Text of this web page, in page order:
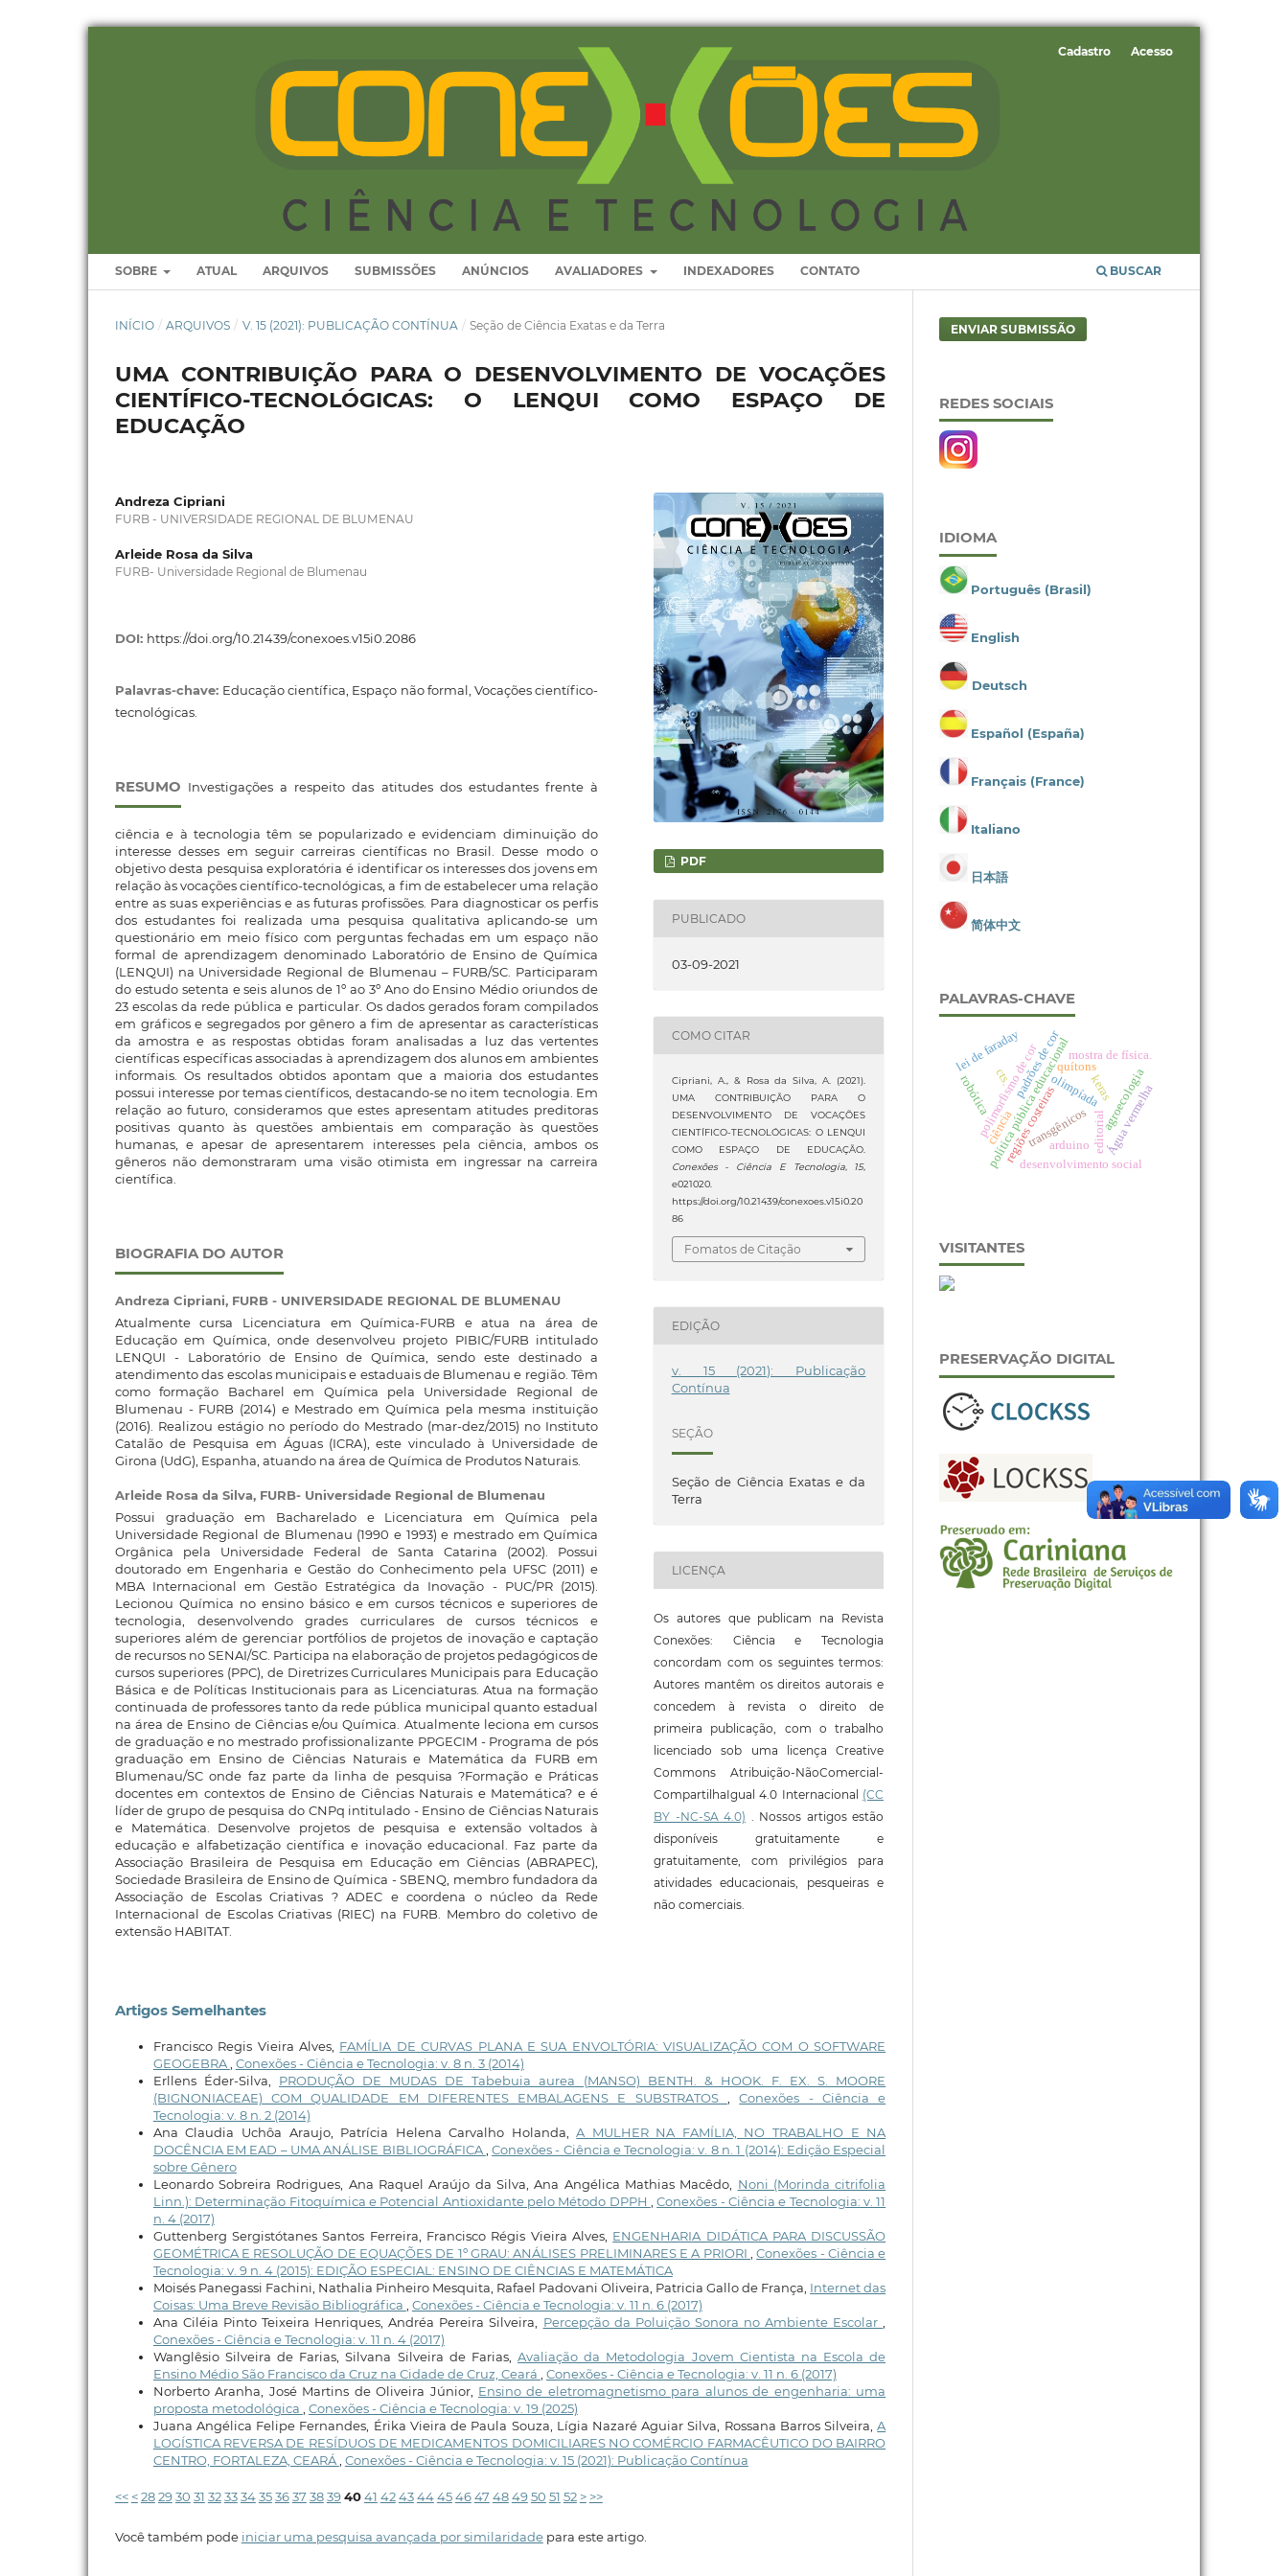
SOBRE ATUAL ARQUIVOS SUBMISSÕES ANÚNCIOS AVALIADORES INDEXADORES CONTATO BUSCAR
Cadastro Acesso
INÍCIO / ARQUIVOS / V. 15 (2021): PUBLICAÇÃO CONTÍNUA / Seção de Ciência Exatas e da Terra
UMA CONTRIBUIÇÃO PARA O DESENVOLVIMENTO DE VOCAÇÕES
CIENTÍFICO-TECNOLÓGICAS: O LENQUI COMO ESPAÇO DE
EDUCAÇÃO
Andreza Cipriani
FURB - UNIVERSIDADE REGIONAL DE BLUMENAU
Arleide Rosa da Silva
FURB- Universidade Regional de Blumenau
DOI: https://doi.org/10.21439/conexoes.v15i0.2086
Palavras-chave: Educação científica, Espaço não formal, Vocações científico-
tecnológicas.
RESUMO Investigações a respeito das atitudes dos estudantes frente à
ciência e à tecnologia têm se popularizado e evidenciam diminuição do
interesse desses em seguir carreiras científicas no Brasil. Desse modo o
objetivo desta pesquisa exploratória é identificar os interesses dos jovens em
relação às vocações científico-tecnológicas, a fim de estabelecer uma relação
entre as suas experiências e as futuras profissões. Para diagnosticar os perfis
dos estudantes foi realizada uma pesquisa qualitativa aplicando-se um
questionário em meio físico com perguntas fechadas em um espaço não
formal de aprendizagem denominado Laboratório de Ensino de Química
(LENQUI) na Universidade Regional de Blumenau – FURB/SC. Participaram
do estudo setenta e seis alunos de 1º ao 3º Ano do Ensino Médio oriundos de
23 escolas da rede pública e particular. Os dados gerados foram compilados
em gráficos e segregados por gênero a fim de apresentar as características
da amostra e as respostas obtidas foram analisadas a luz das vertentes
científicas específicas associadas à aprendizagem dos alunos em ambientes
informais. Os resultados obtidos apontam que a maioria dos estudantes
possui interesse por temas científicos, destacando-se no item tecnologia. Em
relação ao futuro, consideramos que estes apresentam atitudes preditoras
positivas quanto às questões ambientais em comparação às questões
humanas, e apesar de apresentarem interesses pela ciência, ambos os
gêneros não demonstraram uma visão otimista em ingressar na carreira
científica.
BIOGRAFIA DO AUTOR
Andreza Cipriani, FURB - UNIVERSIDADE REGIONAL DE BLUMENAU
Atualmente cursa Licenciatura em Química-FURB e atua na área de
Educação em Química, onde desenvolveu projeto PIBIC/FURB intitulado
LENQUI - Laboratório de Ensino de Química, sendo este destinado a
atendimento das escolas municipais e estaduais de Blumenau e região. Têm
como formação Bacharel em Química pela Universidade Regional de
Blumenau - FURB (2014) e Mestrado em Química pela mesma instituição
(2016). Realizou estágio no período do Mestrado (mar-dez/2015) no Instituto
Catalão de Pesquisa em Águas (ICRA), este vinculado à Universidade de
Girona (UdG), Espanha, atuando na área de Química de Produtos Naturais.
Arleide Rosa da Silva, FURB- Universidade Regional de Blumenau
Possui graduação em Bacharelado e Licenciatura em Química pela
Universidade Regional de Blumenau (1990 e 1993) e mestrado em Química
Orgânica pela Universidade Federal de Santa Catarina (2002). Possui
doutorado em Engenharia e Gestão do Conhecimento pela UFSC (2011) e
MBA Internacional em Gestão Estratégica da Inovação - PUC/PR (2015).
Lecionou Química no ensino básico e em cursos técnicos e superiores de
tecnologia, desenvolvendo grades curriculares de cursos técnicos e
superiores além de gerenciar portfólios de projetos de inovação e captação
de recursos no SENAI/SC. Participa na elaboração de projetos pedagógicos de
cursos superiores (PPC), de Diretrizes Curriculares Municipais para Educação
Básica e de Políticas Institucionais para as Licenciaturas. Atua na formação
continuada de professores tanto da rede pública municipal quanto estadual
na área de Ensino de Ciências e/ou Química. Atualmente leciona em cursos
de graduação e no mestrado profissionalizante PPGECIM - Programa de pós
graduação em Ensino de Ciências Naturais e Matemática da FURB em
Blumenau/SC onde faz parte da linha de pesquisa ?Formação e Práticas
docentes em contextos de Ensino de Ciências Naturais e Matemática? e é
líder de grupo de pesquisa do CNPq intitulado - Ensino de Ciências Naturais
e Matemática. Desenvolve projetos de pesquisa e extensão voltados à
educação e alfabetização científica e inovação educacional. Faz parte da
Associação Brasileira de Pesquisa em Educação em Ciências (ABRAPEC),
Sociedade Brasileira de Ensino de Química - SBENQ, membro fundadora da
Associação de Escolas Criativas ? ADEC e coordena o núcleo da Rede
Internacional de Escolas Criativas (RIEC) na FURB. Membro do coletivo de
extensão HABITAT.
PDF
PUBLICADO
03-09-2021
COMO CITAR
Cipriani, A., & Rosa da Silva, A. (2021).
UMA CONTRIBUIÇÃO PARA O
DESENVOLVIMENTO DE VOCAÇÕES
CIENTÍFICO-TECNOLÓGICAS: O LENQUI
COMO ESPAÇO DE EDUCAÇÃO.
Conexões - Ciência E Tecnologia, 15,
e021020.
https://doi.org/10.21439/conexoes.v15i0.20
86
Fomatos de Citação
EDIÇÃO
v. 15 (2021): Publicação
Contínua
SEÇÃO
Seção de Ciência Exatas e da
Terra
LICENÇA
Os autores que publicam na Revista
Conexões: Ciência e Tecnologia
concordam com os seguintes termos:
Autores mantêm os direitos autorais e
concedem à revista o direito de
primeira publicação, com o trabalho
licenciado sob uma licença Creative
Commons Atribuição-NãoComercial-
CompartilhaIgual 4.0 Internacional (CC
BY -NC-SA 4.0) . Nossos artigos estão
disponíveis gratuitamente e
gratuitamente, com privilégios para
atividades educacionais, pesqueiras e
não comerciais.
Artigos Semelhantes
Francisco Regis Vieira Alves, FAMÍLIA DE CURVAS PLANA E SUA ENVOLTÓRIA: VISUALIZAÇÃO COM O SOFTWARE
GEOGEBRA Conexões - Ciência e Tecnologia: v. 8 n. 3 (2014)
Erllens Éder-Silva, PRODUÇÃO DE MUDAS DE Tabebuia aurea (MANSO) BENTH. & HOOK. F. EX. S. MOORE
(BIGNONIACEAE) COM QUALIDADE EM DIFERENTES EMBALAGENS E SUBSTRATOS
,Conexões - Ciência e
Tecnologia: v. 8 n. 2 (2014)
Ana Claudia Uchôa Araujo, Patrícia Helena Carvalho Holanda,A MULHER NA FAMÍLIA, NO TRABALHO E NA
DOCÊNCIA EM EAD – UMA ANÁLISE BIBLIOGRÁFICA ,Conexões - Ciência e Tecnologia: v. 8 n. 1 (2014): Edição Especial
sobre Gênero
Leonardo Sobreira Rodrigues, Ana Raquel Araújo da Silva, Ana Angélica Mathias Macêdo, Noni (Morinda citrifolia
Linn.): Determinação Fitoquímica e Potencial Antioxidante pelo Método DPPH
,Conexões - Ciência e Tecnologia: v. 11
n. 4 (2017)
Guttenberg Sergistótanes Santos Ferreira, Francisco Régis Vieira Alves, ENGENHARIA DIDÁTICA PARA DISCUSSÃO
GEOMÉTRICA E RESOLUÇÃO DE EQUAÇÕES DE 1º GRAU: ANÁLISES PRELIMINARES E A PRIORI
,Conexões - Ciência e
Tecnologia: v. 9 n. 4 (2015): EDIÇÃO ESPECIAL: ENSINO DE CIÊNCIAS E MATEMÁTICA
Moisés Panegassi Fachini, Nathalia Pinheiro Mesquita, Rafael Padovani Oliveira, Patricia Gallo de França, Internet das
Coisas: Uma Breve Revisão Bibliográfica
Conexões - Ciência e Tecnologia: v. 11 n. 6 (2017)
Ana Ciléia Pinto Teixeira Henriques, Andréa Pereira Silveira, Percepção da Poluição Sonora no Ambiente Escolar
Conexões - Ciência e Tecnologia: v. 11 n. 4 (2017)
Wanglêsio Silveira de Farias, Silvana Silveira de Farias,Avaliação da Metodologia Jovem Cientista na Escola de
Ensino Médio São Francisco da Cruz na Cidade de Cruz, Ceará
Conexões - Ciência e Tecnologia: v. 11 n. 6 (2017)
Norberto Aranha, José Martins de Oliveira Júnior, Ensino de eletromagnetismo para alunos de engenharia: uma
proposta metodológica
Conexões - Ciência e Tecnologia: v. 19 (2025)
Juana Angélica Felipe Fernandes, Érika Vieira de Paula Souza, Lígia Nazaré Aguiar Silva, Rossana Barros Silveira,A
LOGÍSTICA REVERSA DE RESÍDUOS DE MEDICAMENTOS DOMICILIARES NO COMÉRCIO FARMACÊUTICO DO BAIRRO
CENTRO, FORTALEZA, CEARÁ Conexões - Ciência e Tecnologia: v. 15 (2021): Publicação Contínua
<< <282930 31 323334353637 38394041 424344454647 484950 51 52 > >>
Você também pode iniciar uma pesquisa avançada por similaridadepara este artigo.
ENVIAR SUBMISSÃO
REDES SOCIAIS
IDIOMA
Português (Brasil)
English
Deutsch
Español (España)
Français (France)
Italiano
日本語
简体中文
PALAVRAS-CHAVE
editorial
olimpíada
política pública educacional
padrões de cor
polimorfismo de cor quítons
regiões costeiras
robótica keras
desenvolvimento social
mostra de física.
transgênicos
cts.
Água vermelha
agroecologia
lei de faraday
ciência arduino
VISITANTES
PRESERVAÇÃO DIGITAL